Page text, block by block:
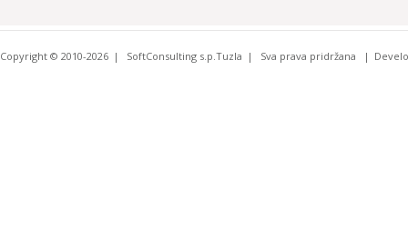
Copyright © 2010-2026 SoftConsulting s.p.Tuzla Sva prava pridržana